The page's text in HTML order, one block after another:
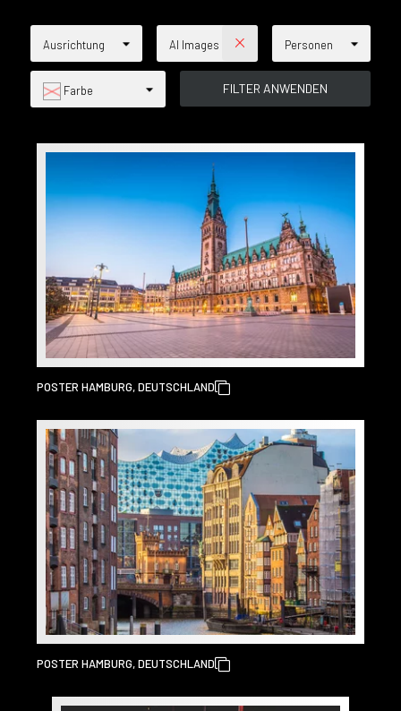
Ausrichtung AI Images Personen
Farbe
POSTER HAMBURG, DEUTSCHLAND
POSTER HAMBURG, DEUTSCHLAND